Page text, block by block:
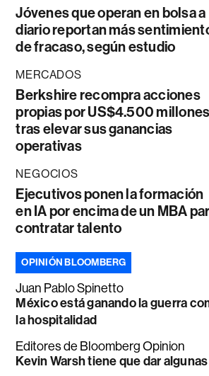
Jóvenes que operan en bolsa a
diario reportan más
de fracaso, según estudio
MERCADOS
Berkshire recompra acciones
propias por US$4.500 millones
tras elevar sus ganancias
operativas
NEGOCIOS
Ejecutivos ponen la formación
en IA por encima de un MBA
contratar talento
OPINIÓN BLOOMBERG
Juan Pablo Spinetto
México está ganando la guerra
la hospitalidad
Editores de Bloomberg Opinion
Kevin Warsh tiene que dar